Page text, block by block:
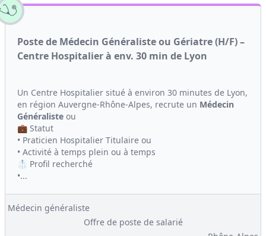
Poste de Médecin Généraliste ou Gériatre (H/F) –
Centre Hospitalier à env. 30 min de Lyon
Un Centre Hospitalier situé à environ 30 minutes de Lyon,
en région Auvergne-Rhône-Alpes, recrute un Médecin
Généraliste ou
💼 Statut
• Praticien Hospitalier Titulaire ou
• Activité à temps plein ou à temps
🥼 Profil recherché
•...
Médecin généraliste
Offre de poste de salarié